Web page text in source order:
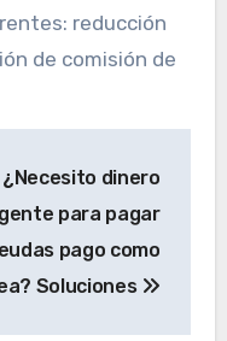
reducción
de comisión de
¿Necesito dinero
para pagar
pago como
Soluciones